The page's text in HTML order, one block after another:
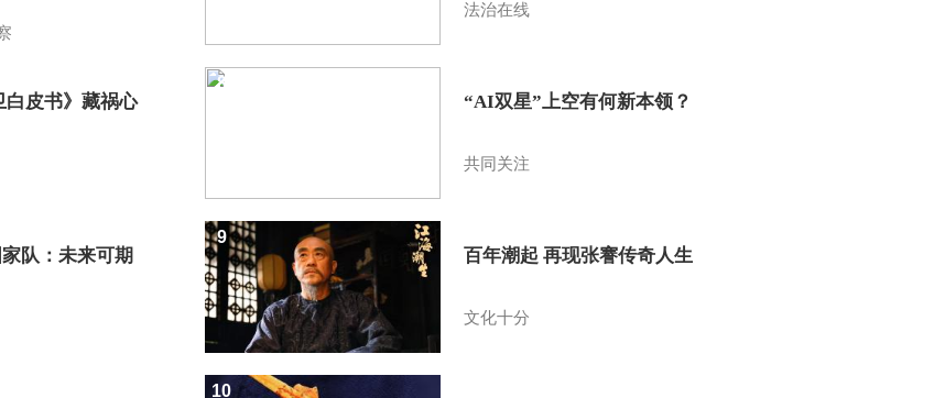
白皮书》藏祸心
队：未来可期
法治在线
“AI双星”上空有何新本领？
共同关注
8
百年潮起 再现张謇传奇人生
文化十分
9
10